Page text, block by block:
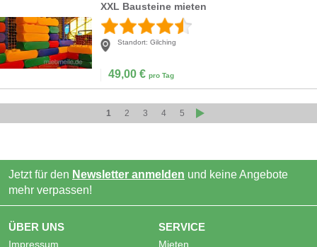
XXL Bausteine mieten
Standort: Gilching
49,00 € pro Tag
1 2 3 4 5
Jetzt für den Newsletter anmelden und keine Angebote
mehr verpassen!
ÜBER UNS
Impressum
SERVICE
Mieten